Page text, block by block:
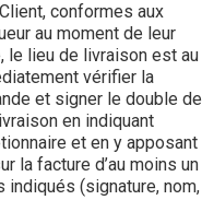
conformes aux
au moment de leur
le lieu de livraison est au
vérifier la
et signer le double de
en indiquant
et en y apposant
la facture d’au moins un
(signature, nom,